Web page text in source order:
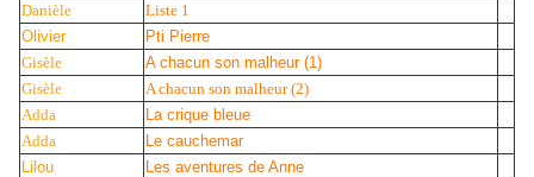
Danièle
Liste 1
Olivier
Pti Pierre
Gisèle
A chacun son malheur (1)
Gisèle
A chacun son malheur (2)
Adda
La crique bleue
Adda
Le cauchemar
Lilou
Les aventures de Anne